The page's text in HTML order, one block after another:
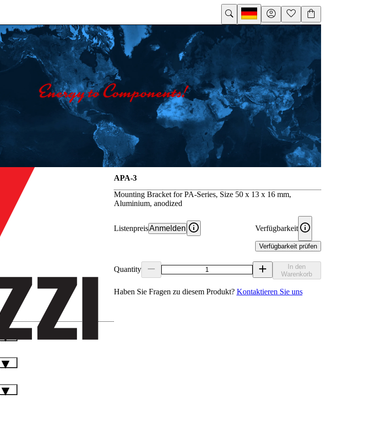
APA-3
Mounting Bracket for PA-Series, Size 50 x 13 x 16 mm,
Aluminium, anodized
ListenpreisAnmelden Verfügbarkeit
Verfügbarkeit prüfen
Quantity
In den
Warenkorb
Haben Sie Fragen zu diesem Produkt? Kontaktieren Sie uns